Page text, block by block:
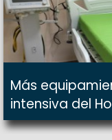
Más
intensiva del